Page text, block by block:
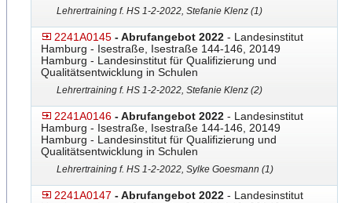
Lehrertraining f. HS 1-2-2022, Stefanie Klenz (1)
2241A0145 - Abrufangebot 2022 - Landesinstitut
Hamburg - Isestraße, Isestraße 144-146, 20149
Hamburg - Landesinstitut für Qualifizierung und
Qualitätsentwicklung in Schulen
Lehrertraining f. HS 1-2-2022, Stefanie Klenz (2)
2241A0146 - Abrufangebot 2022 - Landesinstitut
Hamburg - Isestraße, Isestraße 144-146, 20149
Hamburg - Landesinstitut für Qualifizierung und
Qualitätsentwicklung in Schulen
Lehrertraining f. HS 1-2-2022, Sylke Goesmann (1)
2241A0147 - Abrufangebot 2022 - Landesinstitut